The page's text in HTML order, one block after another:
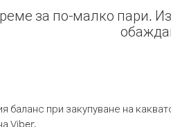
за по-малко пари.
баланс при закупуване на
Viber.